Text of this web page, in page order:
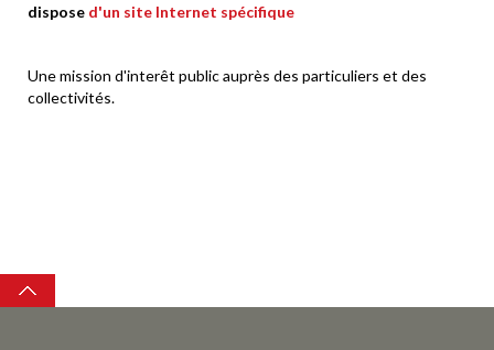
dispose d'un site Internet spécifique
Une mission d'interêt public auprès des particuliers et des
collectivités.
Top